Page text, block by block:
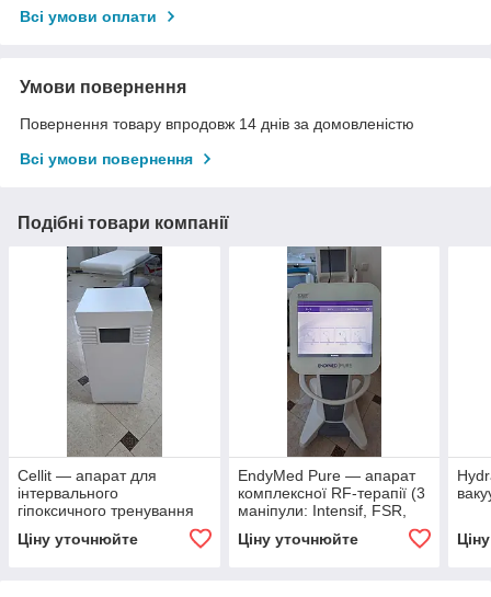
Всі умови оплати
Умови повернення
Повернення товару впродовж 14 днів за домовленістю
Всі умови повернення
Подібні товари компанії
Cellit — апарат для
інтервального
гіпоксичного тренування
Ціну уточнюйте
EndyMed Pure — апарат
комплексної RF-терапії (3
маніпули: Intensif, FSR,
Ціну уточнюйте